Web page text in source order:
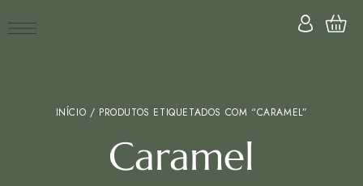
INÍCIO / PRODUTOS ETIQUETADOS COM “CARAMEL”
Caramel